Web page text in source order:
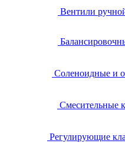
Вентили
Соленоидные и
Смесительные
Регулирующие